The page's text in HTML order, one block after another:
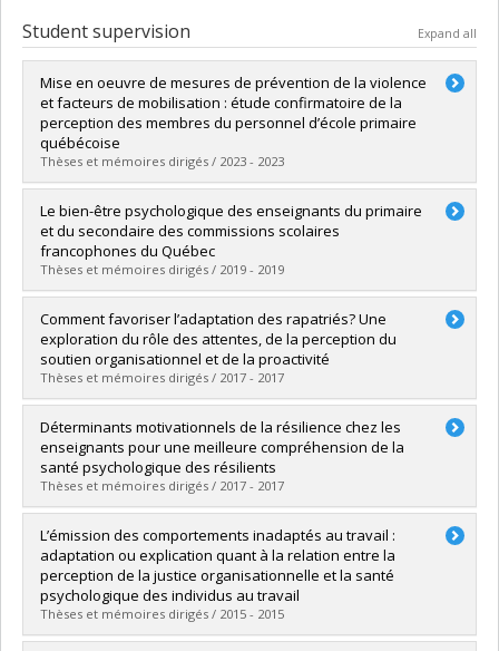
Student supervision Expand all
Mise en oeuvre de mesures de prévention de la violence
et facteurs de mobilisation : étude confirmatoire de la
perception des membres du personnel d’école primaire
québécoise
Thèses et mémoires dirigés / 2023 - 2023
Graduate : Laverdière-Boivin, Akhésa
Cycle :Master's
Grade :M. Sc.
Lien vers le document dans Papyrus
Le bien-être psychologique des enseignants du primaire
et du secondaire des commissions scolaires
francophones du Québec
Thèses et mémoires dirigés / 2019 - 2019
Graduate :de Courville, Miryam
Cycle :Master's
Grade : M. Sc.
Lien vers le document dans Papyrus
Comment favoriser l’adaptation des rapatriés? Une
exploration du rôle des attentes, de la perception du
soutien organisationnel et de la proactivité
Thèses et mémoires dirigés / 2017 - 2017
Graduate :Goyette, Véronique
Cycle :Doctoral
Grade :Ph. D.
Lien vers le document dans Papyrus
Déterminants motivationnels de la résilience chez les
enseignants pour une meilleure compréhension de la
santé psychologique des résilients
Thèses et mémoires dirigés / 2017 - 2017
Graduate :Zacharyas, Corinne
Cycle :Doctoral
Grade :Ph. D.
Lien vers le document dans Papyrus
L’émission des comportements inadaptés au travail :
adaptation ou explication quant à la relation entre la
perception de la justice organisationnelle et la santé
psychologique des individus au travail
Thèses et mémoires dirigés / 2015 - 2015